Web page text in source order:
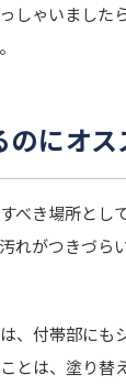
しゃいまし
にオ
べき場所とし
れがつきづ
、付帯部にも
とは、塗り替